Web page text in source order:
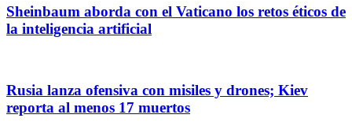
Sheinbaum aborda con el Vaticano los retos éticos de
la inteligencia artificial
Rusia lanza ofensiva con misiles y drones; Kiev
reporta al menos 17 muertos